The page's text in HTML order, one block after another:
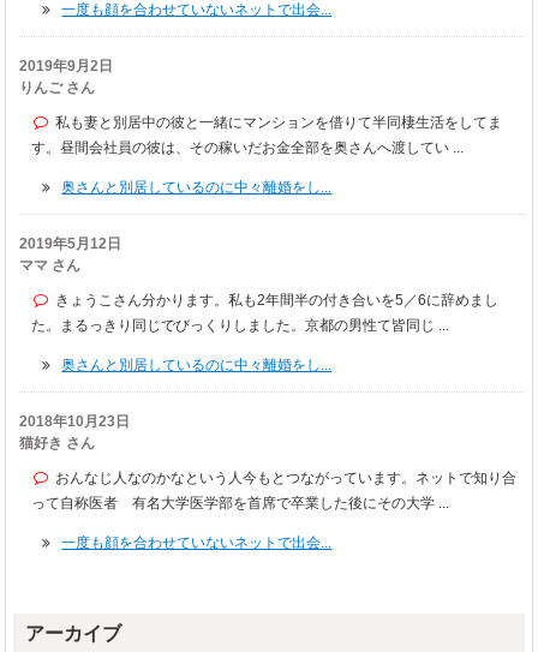
一度も顔を合わせていないネットで出会...
2019年9月2日
りんご さん
私も妻と別居中の彼と一緒にマンションを借りて半同棲生活をしてま
す。昼間会社員の彼は、その稼いだお金全部を奥さんへ渡してい ...
奥さんと別居しているのに中々離婚をし...
2019年5月12日
ママ さん
きょうこさん分かります。私も2年間半の付き合いを5／6に辞めまし
た。まるっきり同じでびっくりしました。京都の男性て皆同じ ...
奥さんと別居しているのに中々離婚をし...
2018年10月23日
猫好き さん
おんなじ人なのかなという人今もとつながっています。ネットで知り合
って自称医者 有名大学医学部を首席で卒業した後にその大学 ...
一度も顔を合わせていないネットで出会...
アーカイブ